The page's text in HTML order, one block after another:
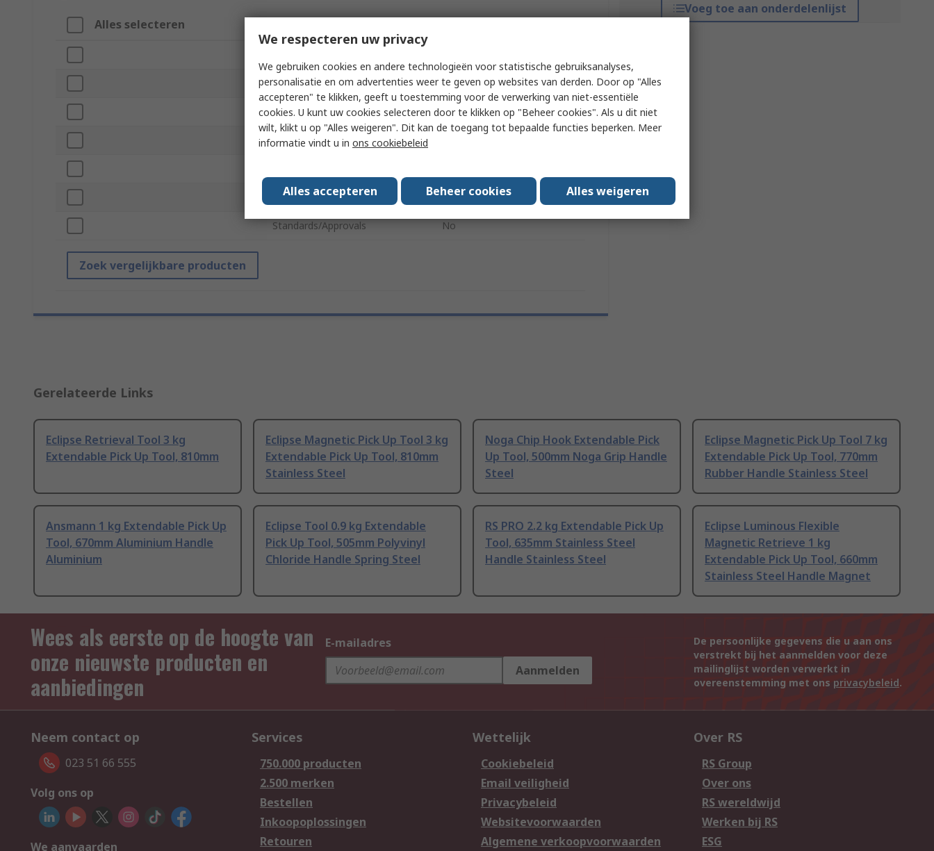
Voeg toe aan onderdelenlijst
Alles selecteren
Product Type Pick Up Tool
Extendable Yes
Lifting Capacity
Handle Material Soft Grip Moulded
Standards/Approvals No
Zoek vergelijkbare producten
Gerelateerde Links
Eclipse Retrieval Tool 3 kg
Extendable Pick Up Tool, 810mm
Eclipse Magnetic Pick Up Tool 3 kg
Extendable Pick Up Tool, 810mm
Stainless Steel
Noga Chip Hook Extendable Pick
Up Tool, 500mm Noga Grip Handle
Steel
Eclipse Magnetic Pick Up Tool 7 kg
Extendable Pick Up Tool, 770mm
Rubber Handle Stainless Steel
Ansmann 1 kg Extendable Pick Up
Tool, 670mm Aluminium Handle
Aluminium
Eclipse Tool 0.9 kg Extendable
Pick Up Tool, 505mm Polyvinyl
Chloride Handle Spring Steel
RS PRO 2.2 kg Extendable Pick Up
Tool, 635mm Stainless Steel
Handle Stainless Steel
Eclipse Luminous Flexible
Magnetic Retrieve 1 kg
Extendable Pick Up Tool, 660mm
Stainless Steel Handle Magnet
Wees als eerste op de hoogte van
onze nieuwste producten en
aanbiedingen
E-mailadres
Aanmelden
De persoonlijke gegevens die u aan ons
verstrekt bij het aanmelden voor deze
mailinglijst worden verwerkt in
overeenstemming met ons privacybeleid.
Neem contact op
023 51 66 555
Volg ons op
We aanvaarden
Services
750.000 producten
2.500 merken
Bestellen
Inkoopoplossingen
Retouren
Wettelijk
Cookiebeleid
Email veiligheid
Privacybeleid
Websitevoorwaarden
Algemene verkoopvoorwaarden
Over RS
RS Group
Over ons
RS wereldwijd
Werken bij RS
ESG
We respecteren uw privacy
We gebruiken cookies en andere technologieën voor statistische gebruiksanalyses,
personalisatie en om advertenties weer te geven op websites van derden. Door op "Alles
accepteren" te klikken, geeft u toestemming voor de verwerking van niet-essentiële
cookies. U kunt uw cookies selecteren door te klikken op "Beheer cookies". Als u dit niet
wilt, klikt u op "Alles weigeren". Dit kan de toegang tot bepaalde functies beperken. Meer
informatie vindt u in ons cookiebeleid
Alles accepteren Beheer cookies Alles weigeren